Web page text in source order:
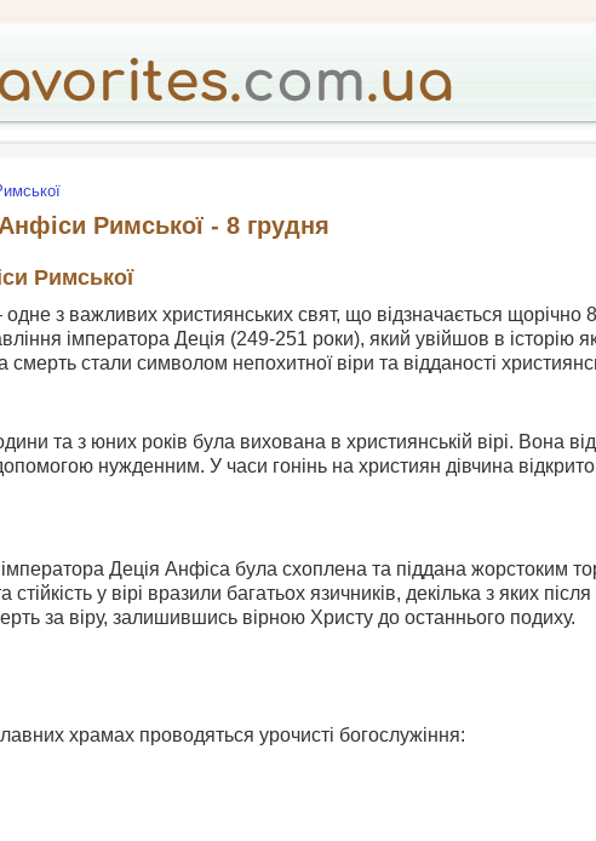
Римської - 8 грудня
Римської
з важливих християнських свят, що відзначається щорічно
імператора Деція (249-251 роки), який увійшов в історію
смерть стали символом непохитної віри та відданості
та з юних років була вихована в християнській вірі. Вона
нужденним. У часи гонінь на християн дівчина
Деція Анфіса була схоплена та піддана жорстоким
стійкість у вірі вразили багатьох язичників, декілька з яких
за віру, залишившись вірною Христу до останнього подиху.
храмах проводяться урочисті богослужіння: